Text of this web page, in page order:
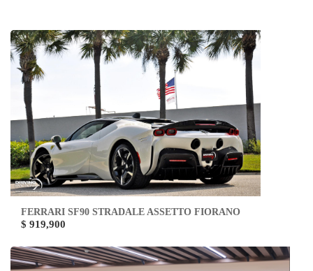
FERRARI SF90 STRADALE ASSETTO FIORANO
$ 919,900